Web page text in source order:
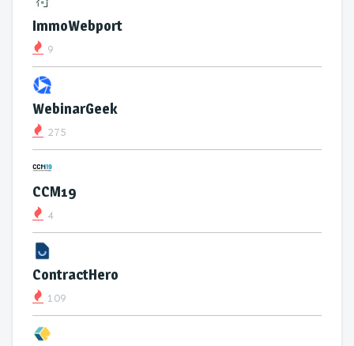
ImmoWebport
9
WebinarGeek
275
CCM19
4
ContractHero
109